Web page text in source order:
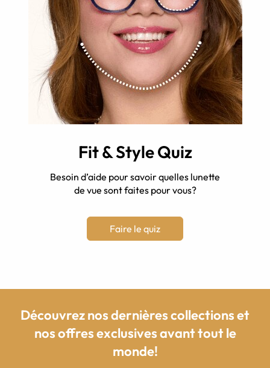
Fit & Style Quiz
Besoin d’aide pour savoir quelles lunette
de vue sont faites pour vous?
Faire le quiz
Découvrez nos dernières collections et
nos offres exclusives avant tout le
monde!